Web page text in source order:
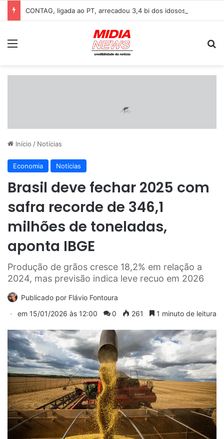
Início / Notícias
Economia Notícias
Brasil deve fechar 2025 com
safra recorde de 346,1
milhões de toneladas,
aponta IBGE
Produção de grãos cresce 18,2% em relação a
2024, mas previsão indica leve recuo em 2026
Publicado por Flávio Fontoura
em 15/01/2026 às 12:00 0 261 1 minuto de leitura